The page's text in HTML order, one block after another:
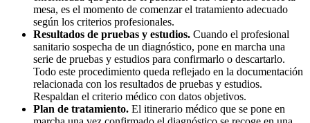
mesa, es el momento de comenzar el tratamiento adecuado
según los criterios profesionales.
Resultados de pruebas y estudios. Cuando el profesional
sanitario sospecha de un diagnóstico, pone en marcha una
serie de pruebas y estudios para confirmarlo o descartarlo.
Todo este procedimiento queda reflejado en la documentación
relacionada con los resultados de pruebas y estudios.
Respaldan el criterio médico con datos objetivos.
Plan de tratamiento. El itinerario médico que se pone en